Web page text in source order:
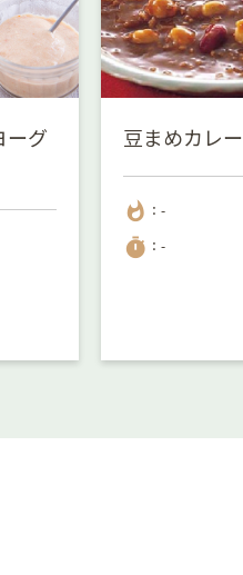
ーグ
豆まめカレー
whatshot ：-
timer ：-